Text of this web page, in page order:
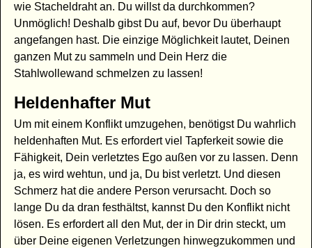
wie Stacheldraht an. Du willst da durchkommen?
Unmöglich! Deshalb gibst Du auf, bevor Du überhaupt
angefangen hast. Die einzige Möglichkeit lautet, Deinen
ganzen Mut zu sammeln und Dein Herz die
Stahlwollewand schmelzen zu lassen!
Heldenhafter Mut
Um mit einem Konflikt umzugehen, benötigst Du wahrlich
heldenhaften Mut. Es erfordert viel Tapferkeit sowie die
Fähigkeit, Dein verletztes Ego außen vor zu lassen. Denn
ja, es wird wehtun, und ja, Du bist verletzt. Und diesen
Schmerz hat die andere Person verursacht. Doch so
lange Du da dran festhältst, kannst Du den Konflikt nicht
lösen. Es erfordert all den Mut, der in Dir drin steckt, um
über Deine eigenen Verletzungen hinwegzukommen und